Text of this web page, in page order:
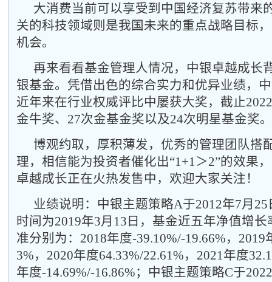
大消费当前可以享受到中国经济复苏带来
关的科技领域则是我国未来的重点战略目标
机会。
再来看看基金管理人情况，中银卓越成长
银基金。凭借出色的综合实力和优异业绩，
近年来在行业权威评比中屡获大奖，截止
金牛奖、27次金基金奖以及24次明星基金奖。
博观约取，厚积薄发，优秀的管理团队搭
理，相信能为投资者催化出“1+1＞2”的效果
卓越成长正在火热发售中，欢迎大家关注！
业绩说明：中银主题策略A于2012年7月
时间为2019年3月13日，基金近五年净值增
准分别为：2018年度-39.10%/-19.66%，2019
3%，2020年度64.33%/22.61%，2021年度
年度-14.69%/-16.86%；中银主题策略C于